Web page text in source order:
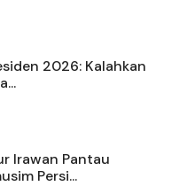
2026: Kalahkan
Irawan Pantau
Persi...